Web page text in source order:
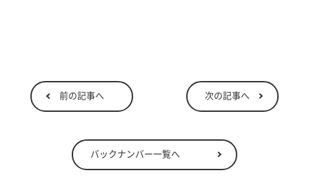
前の記事へ 次の記事へ
バックナンバー一覧へ